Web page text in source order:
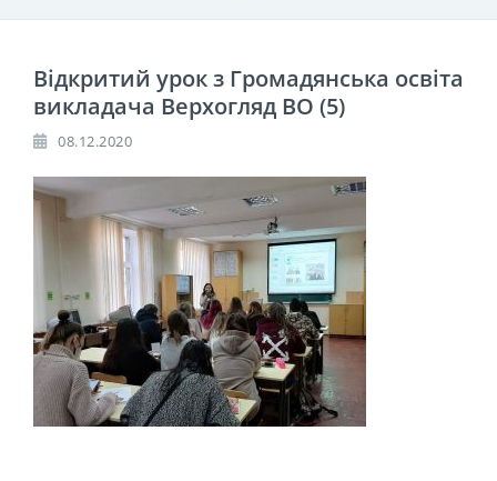
Відкритий урок з Громадянська освіта
викладача Верхогляд ВО (5)
08.12.2020